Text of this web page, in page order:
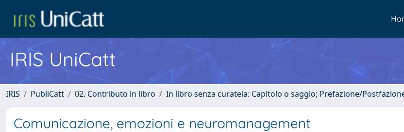
IRIS UniCatt
IRIS PubliCatt 02. Contributo in libro In libro senza curatela: Capitolo o saggio; Prefazione/
Comunicazione, emozioni e neuromanagement